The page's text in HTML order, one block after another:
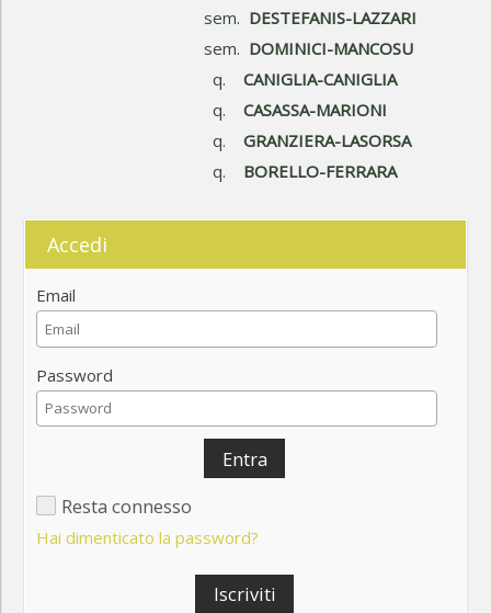
sem. DESTEFANIS-LAZZARI
sem. DOMINICI-MANCOSU
q.CANIGLIA-CANIGLIA
q.CASASSA-MARIONI
q.GRANZIERA-LASORSA
q. BORELLO-FERRARA
Accedi
Email
Password
Entra
Resta connesso
Hai dimenticato la password?
Iscriviti